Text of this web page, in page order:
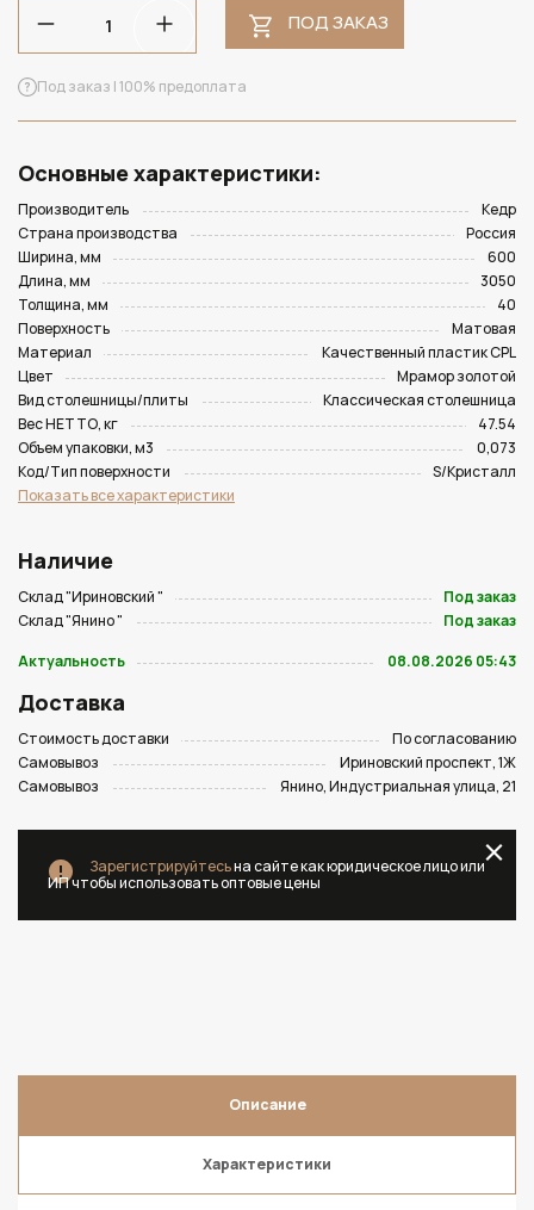
ПОД ЗАКАЗ
Под заказ | 100% предоплата
Основные характеристики:
Производитель
Кедр
Страна производства
Россия
Ширина, мм
600
Длина, мм
3050
Толщина, мм
40
Поверхность
Матовая
Материал
Качественный пластик CPL
Цвет
Мрамор золотой
Вид столешницы/плиты
Классическая столешница
Вес НЕТТО, кг
47.54
Объем упаковки, м3
0,073
Код/Тип поверхности
S/Кристалл
Показать все характеристики
Наличие
Склад "Ириновский "
Под заказ
Склад "Янино "
Под заказ
Актуальность
08.08.2026 05:43
Доставка
Стоимость доставки
По согласованию
Самовывоз
Ириновский проспект, 1Ж
Самовывоз
Янино, Индустриальная улица, 21
Зарегистрируйтесьна сайте как юридическое лицо или
ИП чтобы использовать оптовые цены
Описание
Характеристики